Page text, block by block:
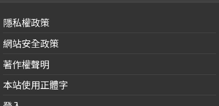
隱私權政策
網站安全政策
著作權聲明
本站使用正體字